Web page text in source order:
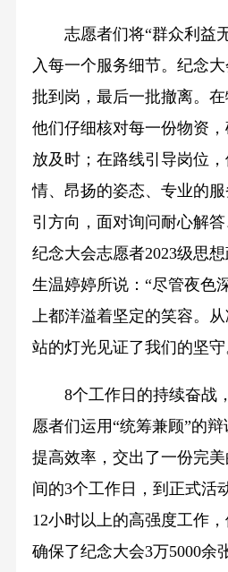
志愿者们将“群众利益无
入每一个服务细节。纪念
批到岗，最后一批撤离。在
他们仔细核对每一份物资
放及时；在路线引导岗位
情、昂扬的姿态、专业的
引方向，面对询问耐心解
纪念大会志愿者2023级思
生温婷婷所说：“尽管夜色
上都洋溢着坚定的笑容。
站的灯光见证了我们的坚守
8个工作日的持续奋战
愿者们运用“统筹兼顾”的辩
提高效率，交出了一份完
间的3个工作日，到正式活
12小时以上的高强度工作
确保了纪念大会3万5000余